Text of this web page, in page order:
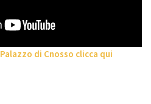
Palazzo di Cnosso clicca qui